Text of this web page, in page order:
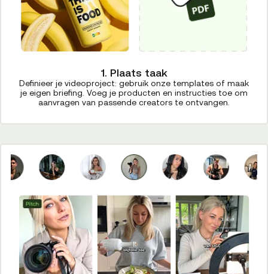
1. Plaats taak
Definieer je videoproject: gebruik onze templates of maak
je eigen briefing. Voeg je producten en instructies toe om
aanvragen van passende creators te ontvangen.